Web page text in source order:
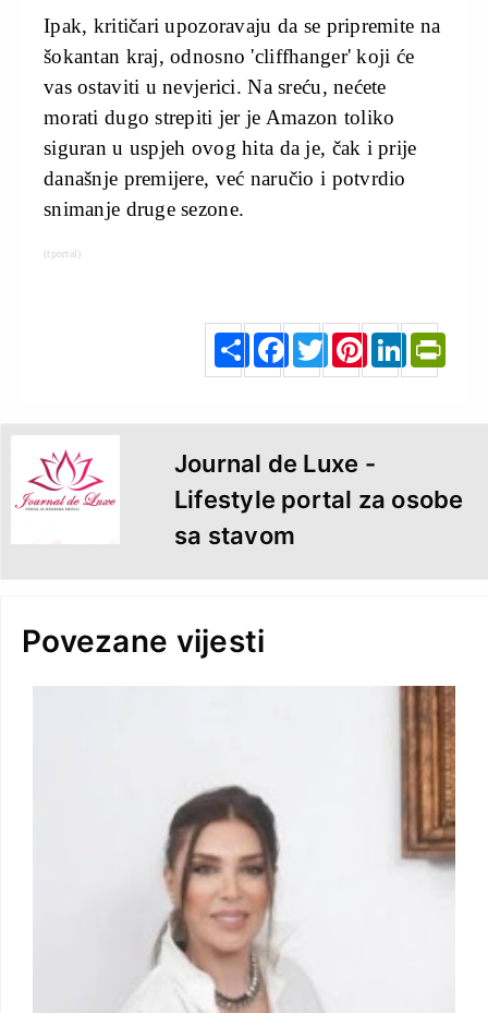
Ipak, kritičari upozoravaju da se pripremite na
šokantan kraj, odnosno 'cliffhanger' koji će
vas ostaviti u nevjerici. Na sreću, nećete
morati dugo strepiti jer je Amazon toliko
siguran u uspjeh ovog hita da je, čak i prije
današnje premijere, već naručio i potvrdio
snimanje druge sezone.
(tportal)
S
ha
e
F
a
b
o
o
k
T
w
e
r
P
re
s
t
L
d
I
n
Journal de Luxe -
Lifestyle portal za osobe
sa stavom
Povezane vijesti